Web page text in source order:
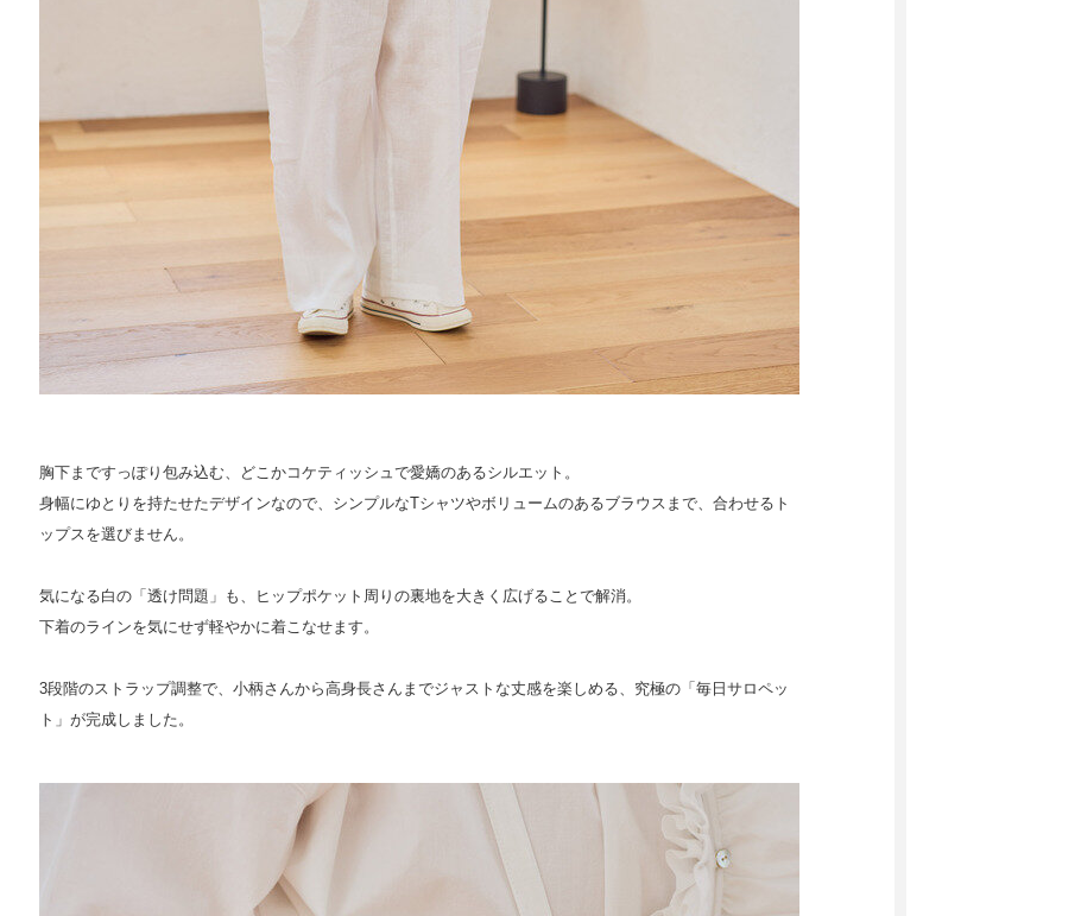
胸下まですっぽり包み込む、どこかコケティッシュで愛嬌のあるシルエット。
身幅にゆとりを持たせたデザインなので、シンプルなTシャツやボリュームのあるブラウスまで、合わせるト
ップスを選びません。
気になる白の「透け問題」も、ヒップポケット周りの裏地を大きく広げることで解消。
下着のラインを気にせず軽やかに着こなせます。
3段階のストラップ調整で、小柄さんから高身長さんまでジャストな丈感を楽しめる、究極の「毎日サロペッ
ト」が完成しました。